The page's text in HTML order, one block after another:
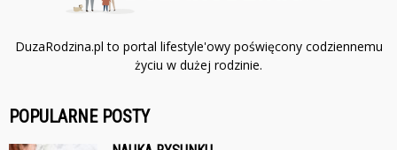
DuzaRodzina.pl to portal lifestyle'owy poświęcony codziennemu
życiu w dużej rodzinie.
POPULARNE POSTY